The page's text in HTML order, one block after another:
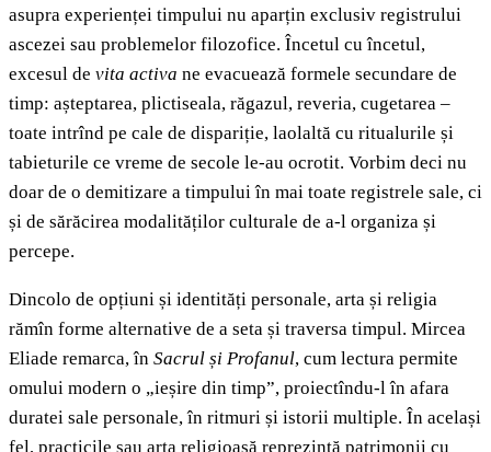
asupra experienței timpului nu aparțin exclusiv registrului
ascezei sau problemelor filozofice. Încetul cu încetul,
excesul de vita activa ne evacuează formele secundare de
timp: așteptarea, plictiseala, răgazul, reveria, cugetarea –
toate intrînd pe cale de dispariție, laolaltă cu ritualurile și
tabieturile ce vreme de secole le-au ocrotit. Vorbim deci nu
doar de o demitizare a timpului în mai toate registrele sale, ci
și de sărăcirea modalităților culturale de a-l organiza și
percepe.
Dincolo de opțiuni și identități personale, arta și religia
rămîn forme alternative de a seta și traversa timpul. Mircea
Eliade remarca, în Sacrul și Profanul, cum lectura permite
omului modern o „ieșire din timp”, proiectîndu-l în afara
duratei sale personale, în ritmuri și istorii multiple. În același
fel, practicile sau arta religioasă reprezintă patrimonii cu